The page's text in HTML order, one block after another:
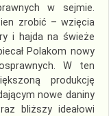
w sejmie.
zrobić – wzięcia
i hajda na świeże
Polakom nowy
W ten
produkcję
nowe daniny
bliższy ideałowi